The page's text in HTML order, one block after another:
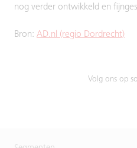
nog verder ontwikkeld en
Bron: AD.nl (regio Dordrecht)
Volg ons op